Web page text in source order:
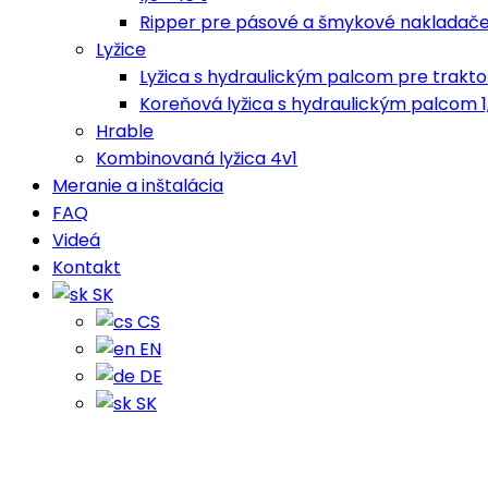
Ripper pre pásové a šmykové
Lyžice
Lyžica s hydraulickým palcom pre
Koreňová lyžica s hydraulickým palcom
Hrable
Kombinovaná lyžica 4v1
Meranie a inštalácia
FAQ
Videá
Kontakt
SK
CS
EN
DE
SK